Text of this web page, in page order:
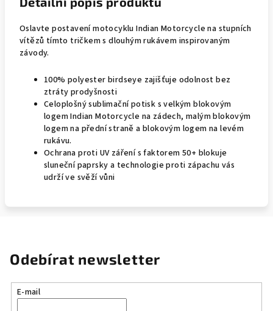
Oslavte postavení motocyklu Indian Motorcycle na stupních
vítězů tímto tričkem s dlouhým rukávem inspirovaným
závody.
100% polyester birdseye zajišťuje odolnost bez
ztráty prodyšnosti
Celoplošný sublimační potisk s velkým blokovým
logem Indian Motorcycle na zádech, malým blokovým
logem na přední straně a blokovým logem na levém
rukávu.
Ochrana proti UV záření s faktorem 50+ blokuje
sluneční paprsky a technologie proti zápachu vás
udrží ve svěží vůni
Odebírat newsletter
E-mail